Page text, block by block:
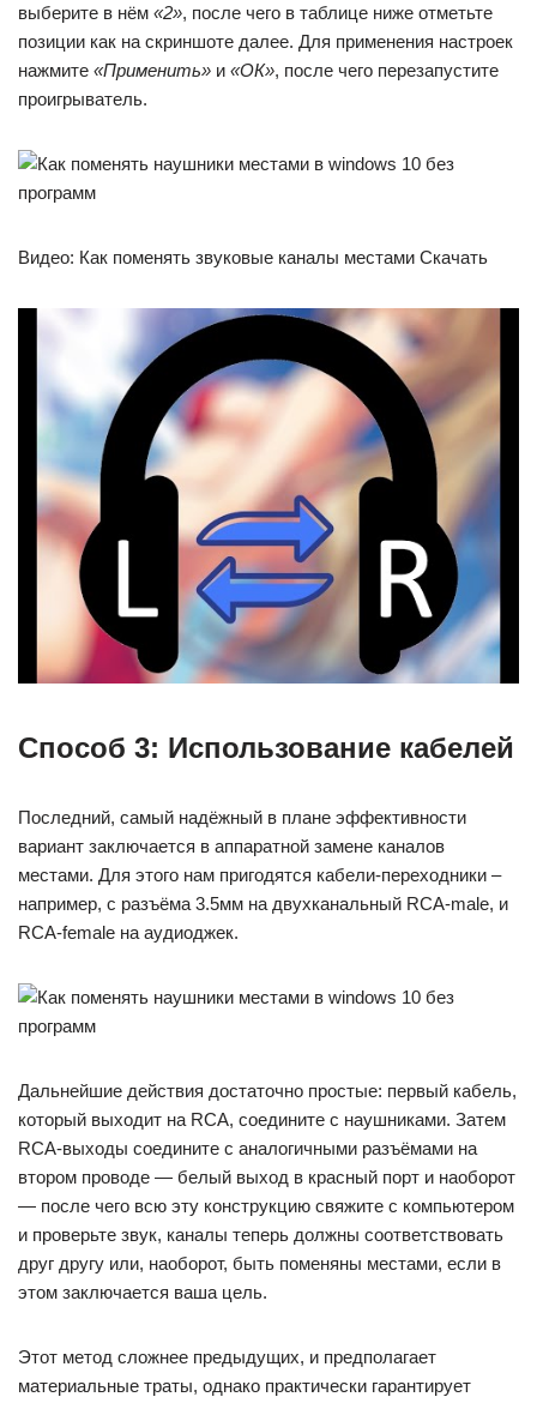
выберите в нём «2», после чего в таблице ниже отметьте
позиции как на скриншоте далее. Для применения настроек
нажмите «Применить» и «ОК», после чего перезапустите
проигрыватель.
Видео: Как поменять звуковые каналы местами Скачать
Способ 3: Использование кабелей
Последний, самый надёжный в плане эффективности
вариант заключается в аппаратной замене каналов
местами. Для этого нам пригодятся кабели-переходники –
например, с разъёма 3.5мм на двухканальный RCA-male, и
RCA-female на аудиоджек.
Дальнейшие действия достаточно простые: первый кабель,
который выходит на RCA, соедините с наушниками. Затем
RCA-выходы соедините с аналогичными разъёмами на
втором проводе — белый выход в красный порт и наоборот
— после чего всю эту конструкцию свяжите с компьютером
и проверьте звук, каналы теперь должны соответствовать
друг другу или, наоборот, быть поменяны местами, если в
этом заключается ваша цель.
Этот метод сложнее предыдущих, и предполагает
материальные траты, однако практически гарантирует